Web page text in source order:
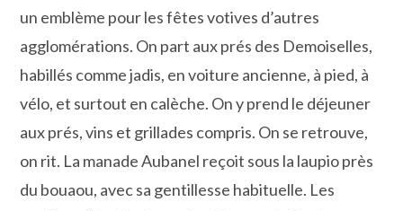
un emblème pour les fêtes votives d’autres
agglomérations. On part aux prés des Demoiselles,
habillés comme jadis, en voiture ancienne, à pied, à
vélo, et surtout en calèche. On y prend le déjeuner
aux prés, vins et grillades compris. On se retrouve,
on rit. La manade Aubanel reçoit sous la laupio près
du bouaou, avec sa gentillesse habituelle. Les